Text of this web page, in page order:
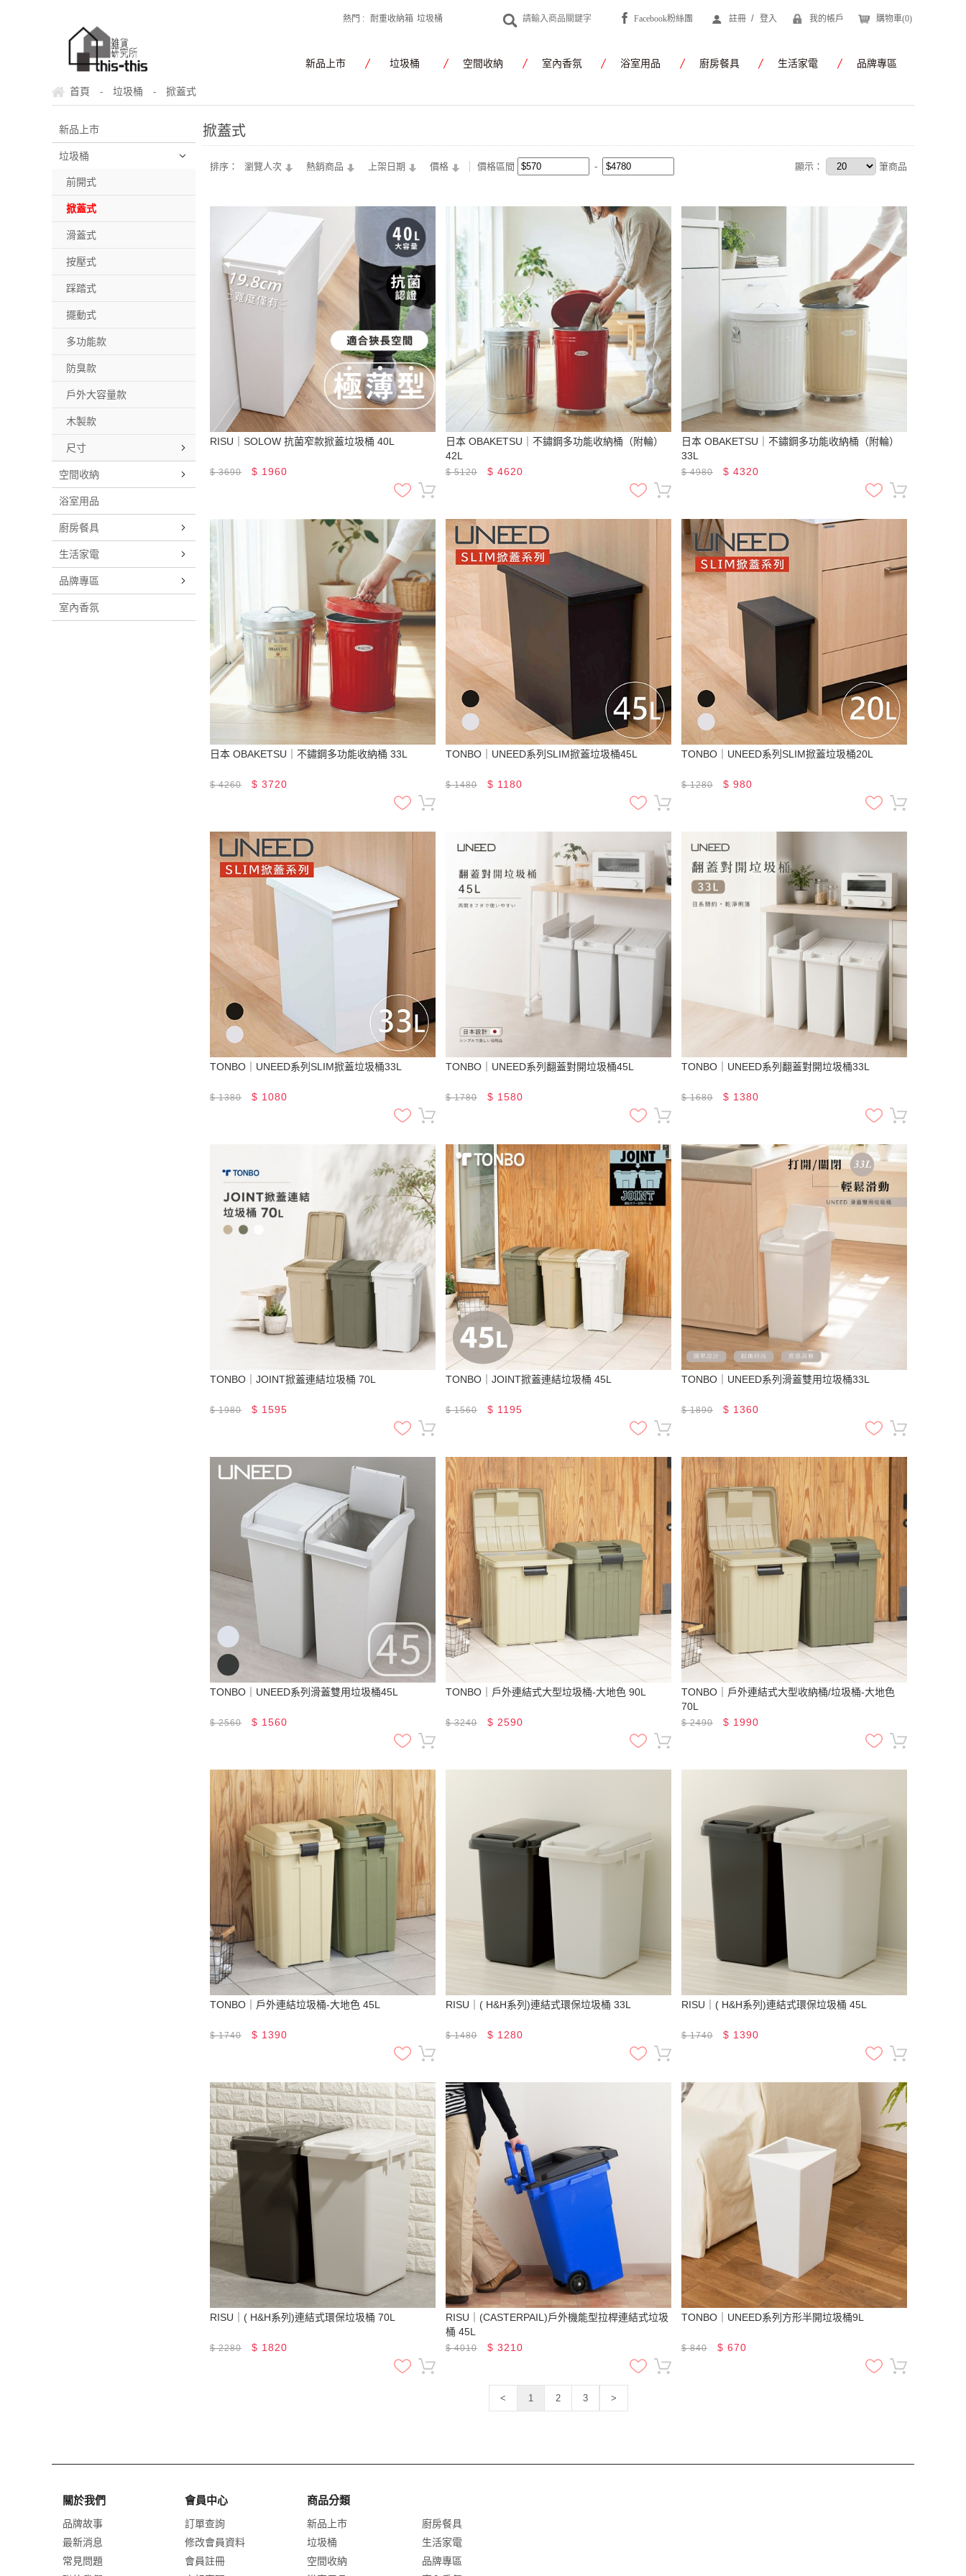
熱門 : 耐重收納箱 垃圾桶 Facebook粉絲團 註冊 / 登入 我的帳戶 購物車(0)
新品上市 垃圾桶 空間收納 室內香氛 浴室用品 廚房餐具 生活家電 品牌專區
首頁 - 垃圾桶 - 掀蓋式
新品上市
垃圾桶
前開式
掀蓋式
滑蓋式
按壓式
踩踏式
擺動式
多功能款
防臭款
戶外大容量款
木製款
尺寸
空間收納
浴室用品
廚房餐具
生活家電
品牌專區
室內香氛
掀蓋式
排序： 瀏覽人次 熱銷商品 上架日期 價格 價格區間 顯示： 筆商品
RISU｜SOLOW 抗菌窄款掀蓋垃圾桶 40L
$3690 $ 1960
日本 OBAKETSU｜不鏽鋼多功能收納桶（附輪）
42L
$5120 $ 4620
日本 OBAKETSU｜不鏽鋼多功能收納桶（附輪）
33L
$4980 $ 4320
日本 OBAKETSU｜不鏽鋼多功能收納桶 33L
$4260 $ 3720
TONBO｜UNEED系列SLIM掀蓋垃圾桶45L
$1480 $ 1180
TONBO｜UNEED系列SLIM掀蓋垃圾桶20L
$1280 $ 980
TONBO｜UNEED系列SLIM掀蓋垃圾桶33L
$1380 $ 1080
TONBO｜UNEED系列翻蓋對開垃圾桶45L
$1780 $ 1580
TONBO｜UNEED系列翻蓋對開垃圾桶33L
$1680 $ 1380
TONBO｜JOINT掀蓋連結垃圾桶 70L
$1980 $ 1595
TONBO｜JOINT掀蓋連結垃圾桶 45L
$1560 $ 1195
TONBO｜UNEED系列滑蓋雙用垃圾桶33L
$1890 $ 1360
TONBO｜UNEED系列滑蓋雙用垃圾桶45L
$2560 $ 1560
TONBO｜戶外連結式大型垃圾桶-大地色 90L
$3240 $ 2590
TONBO｜戶外連結式大型收納桶/垃圾桶-大地色
70L
$2490 $ 1990
TONBO｜戶外連結垃圾桶-大地色 45L
$1740 $ 1390
RISU｜( H&H系列)連結式環保垃圾桶 33L
$1480 $ 1280
RISU｜( H&H系列)連結式環保垃圾桶 45L
$1740 $ 1390
RISU｜( H&H系列)連結式環保垃圾桶 70L
$2280 $ 1820
RISU｜(CASTERPAIL)戶外機能型拉桿連結式垃圾
桶 45L
$4010 $ 3210
TONBO｜UNEED系列方形半開垃圾桶9L
$840 $ 670
< 1 2 3 >
關於我們
品牌故事
最新消息
常見問題
會員中心
訂單查詢
修改會員資料
會員註冊
商品分類
新品上市
垃圾桶
空間收納
廚房餐具
生活家電
品牌專區